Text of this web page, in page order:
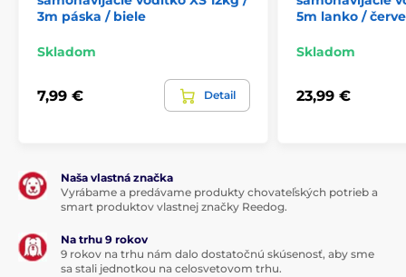
dopraje nielen štýl, ale hlavne pohodlie! Funkčné
rukoväť.Pohodlný a istý úchop k pohodliu pri venčení
chrómovanú karabínu pre pripnutie k obojku
3m páska / biele
Skladom
7,99 € Detail
5m lanko /
Skladom
23,99 €
Naša vlastná značka
Vyrábame a predávame produkty chovateľských potrieb a
smart produktov vlastnej značky Reedog.
Na trhu 9 rokov
9 rokov na trhu nám dalo dostatočnú skúsenosť, aby sme
sa stali jednotkou na celosvetovom trhu.